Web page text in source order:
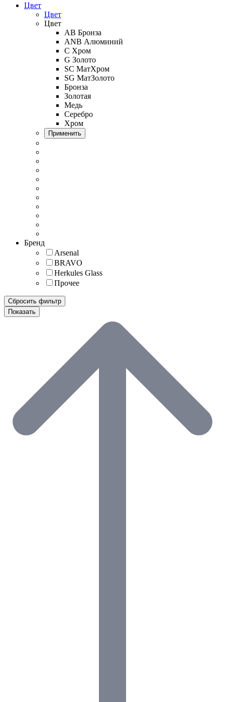
Цвет
Цвет
Цвет
AB Бронза
ANB Алюминий
C Хром
G Золото
SC МатХром
SG МатЗолото
Бронза
Золотая
Медь
Серебро
Хром
Применить
Бренд
Arsenal
BRAVO
Herkules Glass
Прочее
Сбросить фильтр
Показать